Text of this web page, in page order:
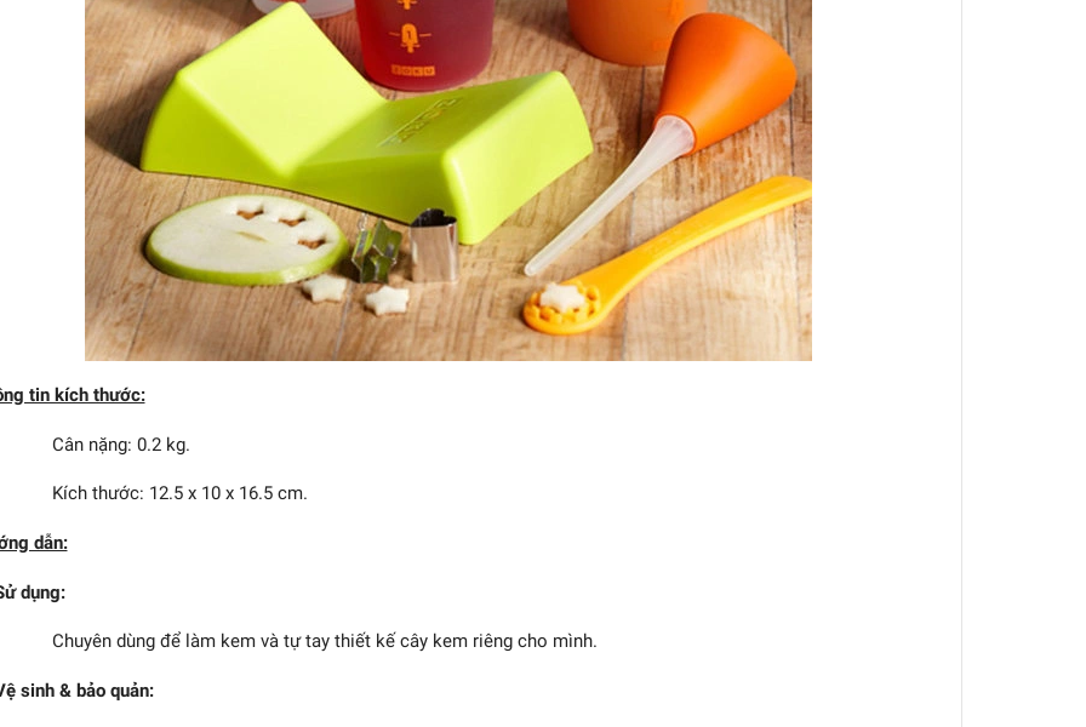
tin kích thước:
Cân nặng: 0.2 kg.
Kích thước: 12.5 x 10 x 16.5 cm.
dẫn:
dụng:
Chuyên dùng để làm kem và tự tay thiết kế cây kem riêng cho mình.
sinh & bảo quản:
làm kem sô-cô-la - 5
529.200₫